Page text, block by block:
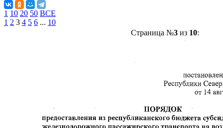
1 10 20 50 ВСЕ
1 2 3 4 5 6 ... 10
Страница №3из 10: